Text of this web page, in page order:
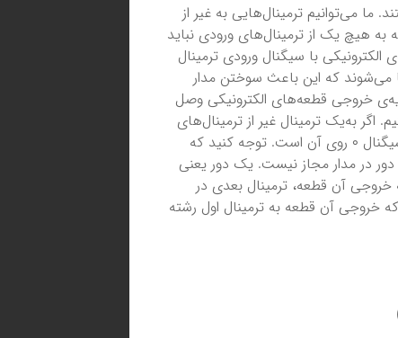
می‌توانیم ترمینال‌هایی به غیر از
به هیچ یک از ترمینال‌های ورودی نباید
با سیگنال ورودی ترمینال
می‌شوند که این باعث سوختن مدار
خروجی قطعه‌های الکترونیکی وصل
اگر به‌یک ترمینال غیر از ترمینال‌های
ورودی مدار، خروجی هیچ قطعه‌ی الکترونیکی وصل نباشد فرض می‌کنیم سیگنال ۰ روی آن است. توجه کنید که
در مدار مجاز نیست. یک دور یعنی
آن قطعه، ترمینال بعدی در
خروجی آن قطعه به ترمینال اول رشته